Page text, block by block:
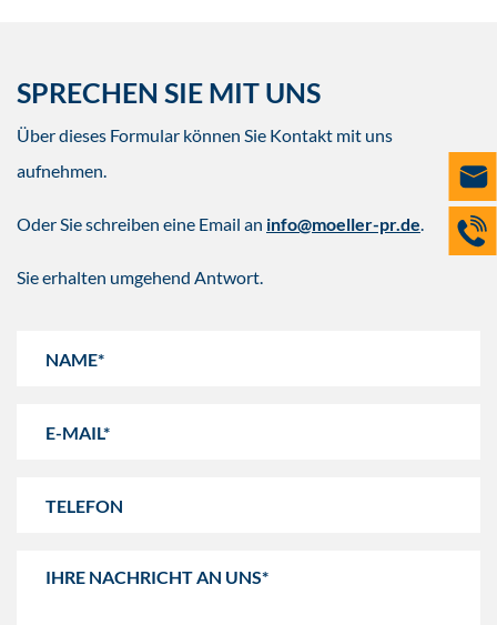
SPRECHEN SIE MIT UNS
Über dieses Formular können Sie Kontakt mit uns
aufnehmen.
Oder Sie schreiben eine Email an info@moeller-pr.de.
Sie erhalten umgehend Antwort.